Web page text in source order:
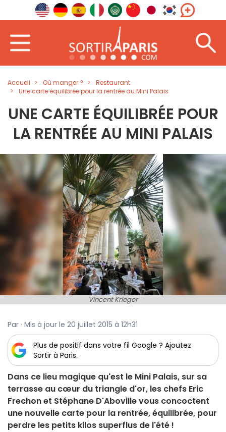
Accueil Où manger ?
Restaurant
Une carte équilibrée pour la rentrée au Mini Palais
UNE CARTE ÉQUILIBRÉE POUR
LA RENTRÉE AU MINI PALAIS
Vincent Krieger
Par · Mis à jour le 20 juillet 2015 à 12h31
Plus de positif dans votre fil Google ? Ajoutez
Sortir à Paris.
Dans ce lieu magique qu'est le Mini Palais, sur sa
terrasse au cœur du triangle d'or, les chefs Eric
Frechon et Stéphane D'Aboville vous concoctent
une nouvelle carte pour la rentrée, équilibrée, pour
perdre les petits kilos superflus de l'été !